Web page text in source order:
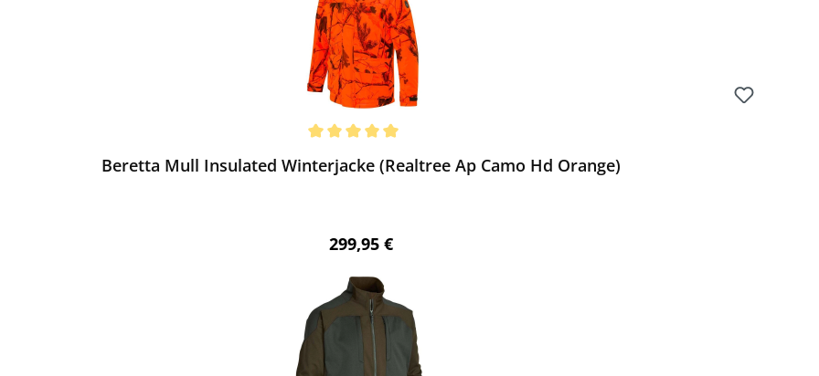
Beretta Mull Insulated Winterjacke (Realtree Ap Camo Hd Orange)
Regulärer Preis:
299,95 €